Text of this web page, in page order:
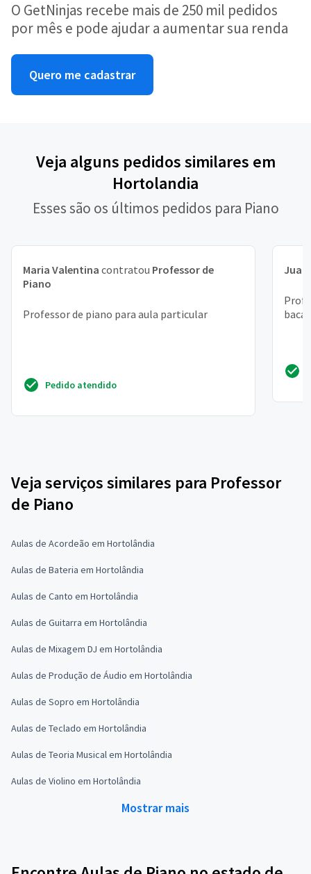
O GetNinjas recebe mais de 250 mil pedidos
por mês e pode ajudar a aumentar sua renda
Quero me cadastrar
Veja alguns pedidos similares em
Hortolandia
Esses são os últimos pedidos para Piano
Maria Valentina contratou Professor de
Piano
Professor de piano para aula particular
Pedido atendido
Juan
Veja serviços similares para Professor
de Piano
Aulas de Acordeão em Hortolândia
Aulas de Bateria em Hortolândia
Aulas de Canto em Hortolândia
Aulas de Guitarra em Hortolândia
Aulas de Mixagem DJ em Hortolândia
Aulas de Produção de Áudio em Hortolândia
Aulas de Sopro em Hortolândia
Aulas de Teclado em Hortolândia
Aulas de Teoria Musical em Hortolândia
Aulas de Violino em Hortolândia
Mostrar mais